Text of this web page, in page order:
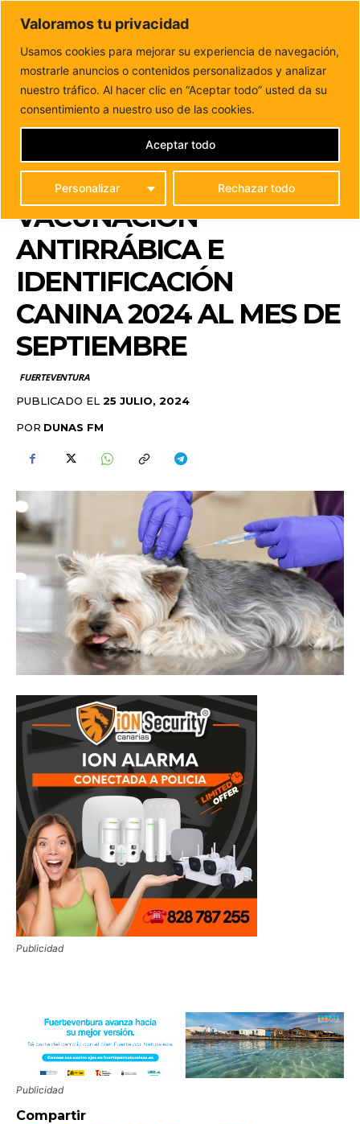
Valoramos tu privacidad
Usamos cookies para mejorar su experiencia de navegación,
mostrarle anuncios o contenidos personalizados y analizar
nuestro tráfico. Al hacer clic en “Aceptar todo” usted da su
consentimiento a nuestro uso de las cookies.
Personalizar Rechazar todo
Aceptar todo
DUNAS FM
Tu informacion de forma cercana
Inicio FUERTEVENTURA
Puerto del Rosario adelanta la
Campaña de vacunación antirrábica e identificación
canina...
PUERTO DEL ROSARIO
ADELANTA LA
CAMPAÑA DE
VACUNACIÓN
ANTIRRÁBICA E
IDENTIFICACIÓN
CANINA 2024 AL MES DE
SEPTIEMBRE
FUERTEVENTURA
PUBLICADO EL 25 JULIO, 2024
POR DUNAS FM
Publicidad
Publicidad
Compartir